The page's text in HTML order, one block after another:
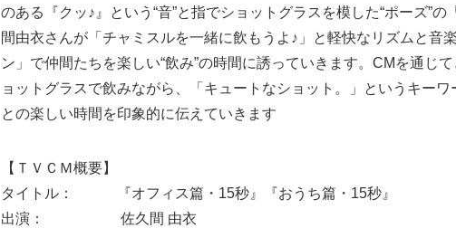
のある『クッ♪』という“音”と指でショットグラスを模した“ポーズ”
間由衣さんが「チャミスルを一緒に飲もうよ♪」と軽快なリズムと音
ン」で仲間たちを楽しい“飲み”の時間に誘っていきます。CMを通じ
ョットグラスで飲みながら、「キュートなショット。」というキー
との楽しい時間を印象的に伝えていきます
【ＴＶＣＭ概要】
タイトル： 『オフィス篇・15秒』『おうち篇・15秒』
出演： 佐久間 由衣
English